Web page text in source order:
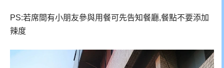
PS:若席間有小朋友參與用餐可先告知餐廳,餐點不要添加
辣度